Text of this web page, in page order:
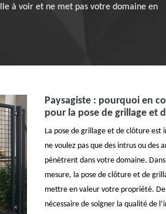
à voir et ne met pas votre domaine en
Paysagiste : pourquoi en
pour la pose de grillage et
La pose de grillage et de clôture est
ne voulez pas que des intrus ou des
pénètrent dans votre domaine.
mesure, la pose de clôture et de
mettre en valeur votre propriété.
nécessaire de soigner la qualité de